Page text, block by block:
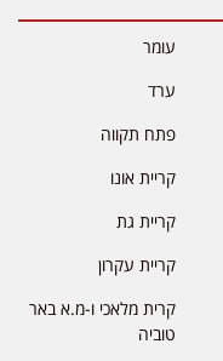
עומר
ערד
פתח תקווה
קריית אונו
קריית גת
קריית עקרון
קרית מלאכי ו-מ.א באר
טוביה